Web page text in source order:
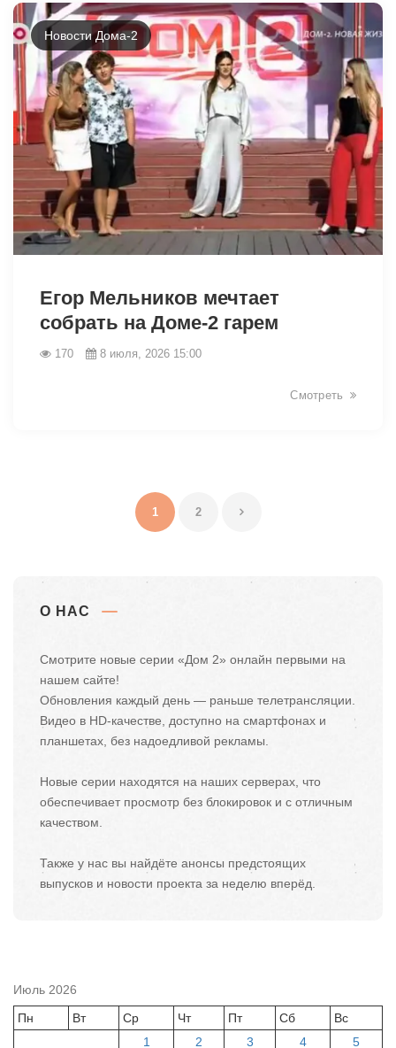
Новости Дома-2
Егор Мельников мечтает
собрать на Доме-2 гарем
170 8 июля, 2026 15:00
Смотреть
1 2
О НАС
Смотрите новые серии «Дом 2» онлайн первыми на
нашем сайте!
Обновления каждый день — раньше телетрансляции.
Видео в HD-качестве, доступно на смартфонах и
планшетах, без надоедливой рекламы.
Новые серии находятся на наших серверах, что
обеспечивает просмотр без блокировок и с отличным
качеством.
Также у нас вы найдёте анонсы предстоящих
выпусков и новости проекта за неделю вперёд.
Июль 2026
Пн
Вт Ср Чт Пт Сб
Вс
1
2 3 4 5